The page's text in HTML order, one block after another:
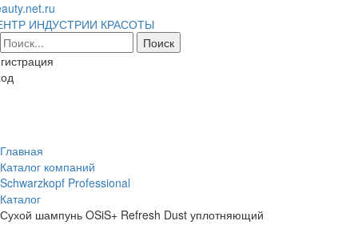
ИНДУСТРИИ КРАСОТЫ
Главная
Каталог компаний
Schwarzkopf Professional
Каталог
Сухой шампунь OSiS+ Refresh Dust уплотняющий